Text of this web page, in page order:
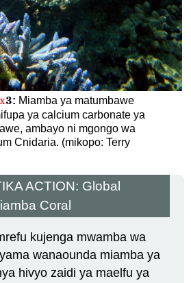
3
3: Miamba ya matumbawe
ya calcium carbonate ya
ambayo ni mgongo wa
Cnidaria. (mikopo: Terry
ACTION: Global
Coral
kujenga mwamba wa
wanaounda miamba ya
hivyo zaidi ya maelfu ya